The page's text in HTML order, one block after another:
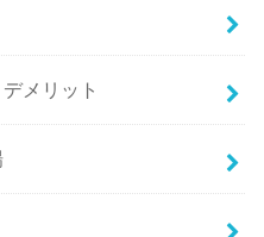
メリット